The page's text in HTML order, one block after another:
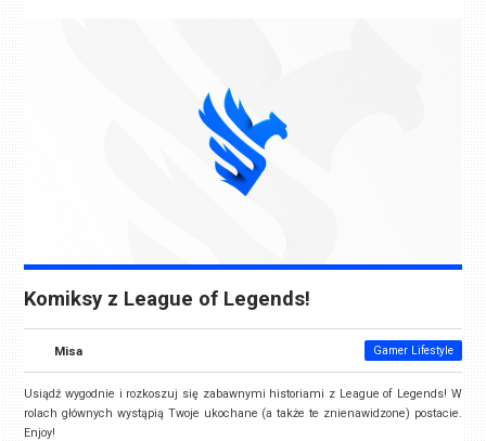
Komiksy z League of Legends!
Misa Gamer Lifestyle
Usiądź wygodnie i rozkoszuj się zabawnymi historiami z League of Legends! W
rolach głównych wystąpią Twoje ukochane (a także te znienawidzone) postacie.
Enjoy!